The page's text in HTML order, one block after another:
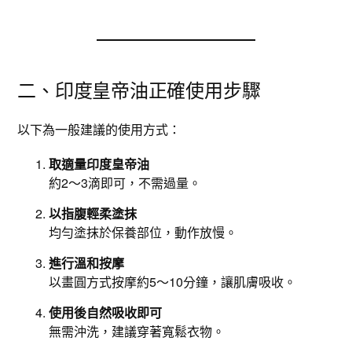
二、印度皇帝油正確使用步驟
以下為一般建議的使用方式：
取適量印度皇帝油
約2～3滴即可，不需過量。
以指腹輕柔塗抹
均勻塗抹於保養部位，動作放慢。
進行溫和按摩
以畫圓方式按摩約5～10分鐘，讓肌膚吸收。
使用後自然吸收即可
無需沖洗，建議穿著寬鬆衣物。